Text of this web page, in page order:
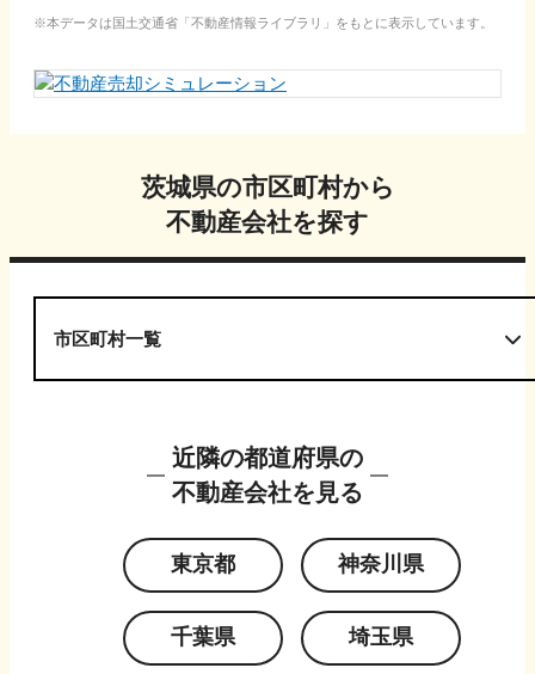
本データは国土交通省「不動産情報ライブラリ 」をもとに表示しています。
茨城県の市区町村から
不動産会社を探す
市区町村一覧
近隣の都道府県の
不動産会社を見る
東京都 神奈川県
千葉県 埼玉県